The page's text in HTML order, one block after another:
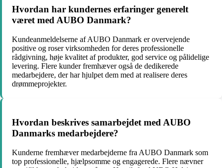
Hvordan har kundernes erfaringer generelt
været med AUBO Danmark?
Kundeanmeldelserne af AUBO Danmark er overvejende
positive og roser virksomheden for deres professionelle
rådgivning, høje kvalitet af produkter, god service og pålidelige
levering. Flere kunder fremhæver også de dedikerede
medarbejdere, der har hjulpet dem med at realisere deres
drømmeprojekter.
Hvordan beskrives samarbejdet med AUBO
Danmarks medarbejdere?
Kunderne fremhæver medarbejderne fra AUBO Danmark som
top professionelle, hjælpsomme og engagerede. Flere nævner